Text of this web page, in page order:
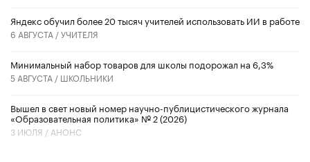
​Яндекс обучил более 20 тысяч учителей использовать ИИ в работе
6 АВГУСТА /УЧИТЕЛЯ
Минимальный набор товаров для школы подорожал на 6,3%
5 АВГУСТА / ШКОЛЬНИКИ
Вышел в свет новый номер научно-публицистического журнала
«Образовательная политика» № 2 (2026)
3 ИЮЛЯ / АНОНС